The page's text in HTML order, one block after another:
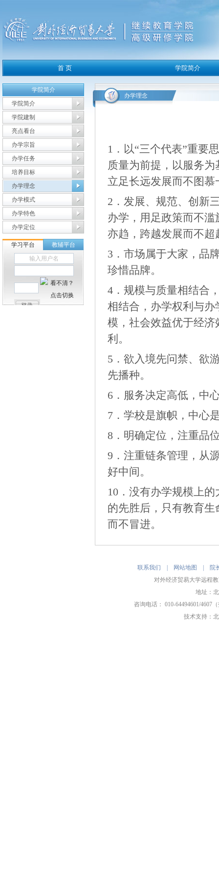
学院简介
学院简介
学院建制
亮点看台
办学宗旨
办学任务
培养目标
办学理念
办学模式
办学特色
办学定位
1．以“三个代表”重要
质量为前提，以服务
立足长远发展而不图慕
2．发展、规范、创新
办学，用足政策而不
亦趋，跨越发展而不超
3．市场属于大家，品
珍惜品牌。
4．规模与质量相结合
相结合，办学权利与
模，社会效益优于经
利。
5．欲入境先问禁、欲
先播种。
6．服务决定高低，中
7．学校是旗帜，中心
8．明确定位，注重品
9．注重链条管理，从
好中间。
10．没有办学规模上
的先胜后，只有教育
而不冒进。
办学理念